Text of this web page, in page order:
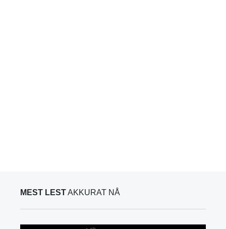
MEST LESTAKKURAT NÅ